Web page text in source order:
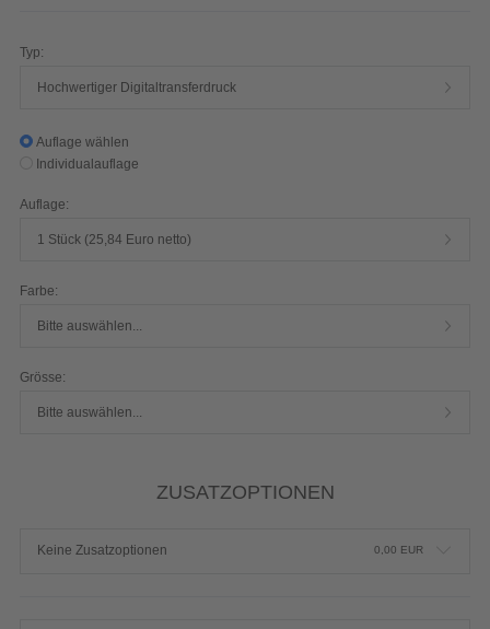
Typ:
Hochwertiger Digitaltransferdruck
Auflage wählen
Individualauflage
Auflage:
1 Stück (25,84 Euro netto)
Farbe:
Bitte auswählen...
Grösse:
Bitte auswählen...
ZUSATZOPTIONEN
Keine Zusatzoptionen 0,00 EUR